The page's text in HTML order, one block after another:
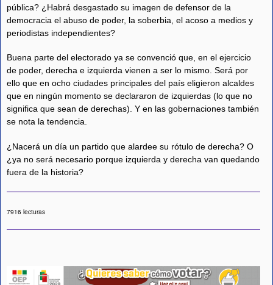
pública? ¿Habrá desgastado su imagen de defensor de la
democracia el abuso de poder, la soberbia, el acoso a medios y
periodistas independientes?
Buena parte del electorado ya se convenció que, en el ejercicio
de poder, derecha e izquierda vienen a ser lo mismo. Será por
ello que en ocho ciudades principales del país eligieron alcaldes
que en ningún momento se declararon de izquierdas (lo que no
significa que sean de derechas). Y en las gobernaciones también
se nota la tendencia.
¿Nacerá un día un partido que alardee su rótulo de derecha? O
¿ya no será necesario porque izquierda y derecha van quedando
fuera de la historia?
7916 lecturas